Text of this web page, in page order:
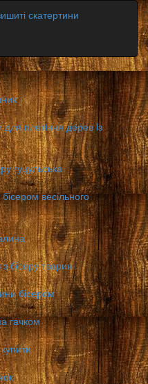
скатертини
для плетiння дерев iз
гуцульська
весільного
бісеру тварин
бісером
гачком